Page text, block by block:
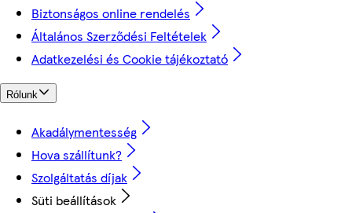
Biztonságos online rendelés
Általános Szerződési Feltételek
Adatkezelési és Cookie tájékoztató
Rólunk
Akadálymentesség
Hova szállítunk?
Szolgáltatás díjak
Süti beállítások